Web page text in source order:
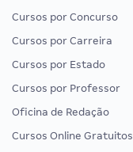
Cursos por Concurso
Cursos por Carreira
Cursos por Estado
Cursos por Professor
Oficina de Redação
Cursos Online Gratuitos